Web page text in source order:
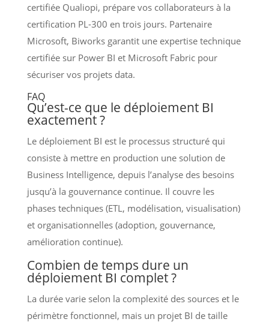
certifiée Qualiopi, prépare vos collaborateurs à la
certification PL-300 en trois jours. Partenaire
Microsoft, Biworks garantit une expertise technique
certifiée sur Power BI et Microsoft Fabric pour
sécuriser vos projets data.
FAQ
Qu’est-ce que le déploiement BI
exactement ?
Le déploiement BI est le processus structuré qui
consiste à mettre en production une solution de
Business Intelligence, depuis l’analyse des besoins
jusqu’à la gouvernance continue. Il couvre les
phases techniques (ETL, modélisation, visualisation)
et organisationnelles (adoption, gouvernance,
amélioration continue).
Combien de temps dure un
déploiement BI complet ?
La durée varie selon la complexité des sources et le
périmètre fonctionnel, mais un projet BI de taille